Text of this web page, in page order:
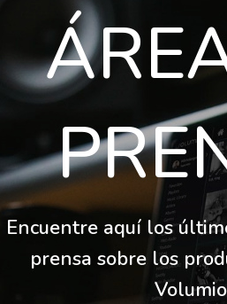
Encuentre aquí los
prensa sobre los